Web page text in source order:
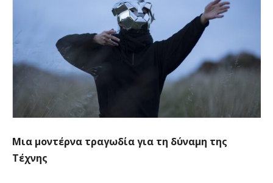
Μια μοντέρνα τραγωδία για τη δύναμη της
Τέχνης